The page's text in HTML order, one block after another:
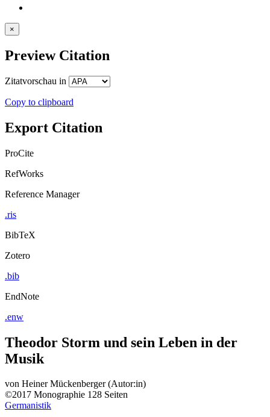
×
Preview Citation
Zitatvorschau in
Copy to clipboard
Export Citation
ProCite
RefWorks
Reference Manager
.ris
BibTeX
Zotero
.bib
EndNote
.enw
Theodor Storm und sein Leben in der
Musik
von Heiner Mückenberger (Autor:in)
©2017 Monographie 128 Seiten
Germanistik